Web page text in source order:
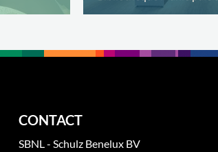
CONTACT
SBNL - Schulz Benelux BV